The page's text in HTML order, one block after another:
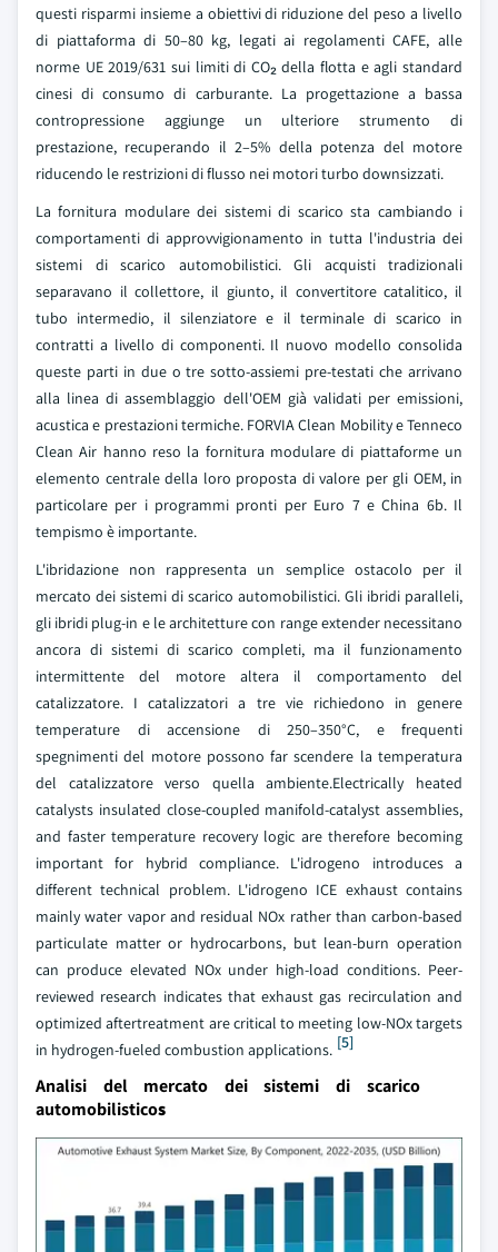
questi risparmi insieme a obiettivi di riduzione del peso a livello
di piattaforma di 50–80 kg, legati ai regolamenti CAFE, alle
norme UE 2019/631 sui limiti di CO₂ della flotta e agli standard
cinesi di consumo di carburante. La progettazione a bassa
contropressione aggiunge un ulteriore strumento di
prestazione, recuperando il 2–5% della potenza del motore
riducendo le restrizioni di flusso nei motori turbo downsizzati.
La fornitura modulare dei sistemi di scarico sta cambiando i
comportamenti di approvvigionamento in tutta l'industria dei
sistemi di scarico automobilistici. Gli acquisti tradizionali
separavano il collettore, il giunto, il convertitore catalitico, il
tubo intermedio, il silenziatore e il terminale di scarico in
contratti a livello di componenti. Il nuovo modello consolida
queste parti in due o tre sotto-assiemi pre-testati che arrivano
alla linea di assemblaggio dell'OEM già validati per emissioni,
acustica e prestazioni termiche. FORVIA Clean Mobility e Tenneco
Clean Air hanno reso la fornitura modulare di piattaforme un
elemento centrale della loro proposta di valore per gli OEM, in
particolare per i programmi pronti per Euro 7 e China 6b. Il
tempismo è importante.
L'ibridazione non rappresenta un semplice ostacolo per il
mercato dei sistemi di scarico automobilistici. Gli ibridi paralleli,
gli ibridi plug-in e le architetture con range extender necessitano
ancora di sistemi di scarico completi, ma il funzionamento
intermittente del motore altera il comportamento del
catalizzatore. I catalizzatori a tre vie richiedono in genere
temperature di accensione di 250–350°C, e frequenti
spegnimenti del motore possono far scendere la temperatura
del catalizzatore verso quella ambiente.Electrically heated
catalysts insulated close-coupled manifold-catalyst assemblies,
and faster temperature recovery logic are therefore becoming
important for hybrid compliance. L'idrogeno introduces a
different technical problem. L'idrogeno ICE exhaust contains
mainly water vapor and residual NOx rather than carbon-based
particulate matter or hydrocarbons, but lean-burn operation
can produce elevated NOx under high-load conditions. Peer-
reviewed research indicates that exhaust gas recirculation and
optimized aftertreatment are critical to meeting low-NOx targets
in hydrogen-fueled combustion applications. [5]
Analisi del mercato dei sistemi di scarico
automobilisticos